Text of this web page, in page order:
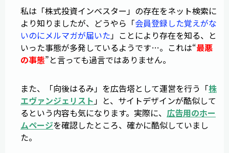
私は「株式投資インベスター」の存在をネット検索に
より知りましたが、どうやら「会員登録した覚えがな
いのにメルマガが届いた」ことにより存在を知る、と
いった事態が多発しているようです…。これは“最悪
の事態”と言っても過言ではありません。
また、「向後はるみ」を広告塔として運営を行う「株
エヴァンジェリスト」と、サイトデザインが酷似して
るという内容も気になります。実際に、 広告用のホー
ムページを確認したところ、確かに酷似していまし
た。